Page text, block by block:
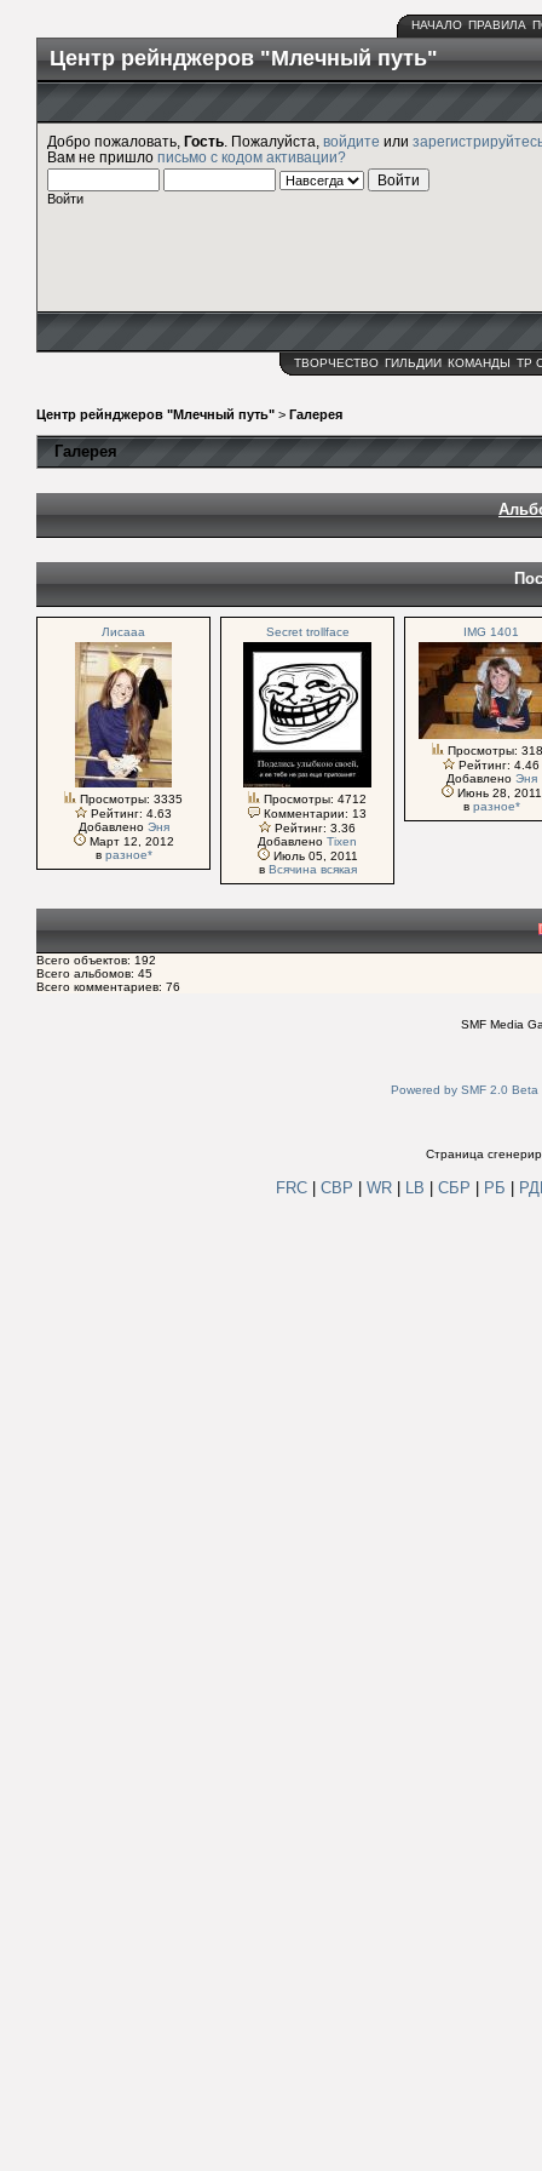
НАЧАЛО ПРАВИЛА
Центр рейнджеров "Млечный путь"
Добро пожаловать, Гость . Пожалуйста, войдите или
Вам не пришло письмо с кодом активации?
Войти
ТВОРЧЕСТВО ГИЛЬДИИ КОМАНДЫ ТР
Центр рейнджеров "Млечный путь" > Галерея
Галерея
Лисааа
Просмотры: 3335
Рейтинг: 4.63
Добавлено Эня
Март 12, 2012
в разное*
Secret trollface
Просмотры: 4712
Комментарии: 13
Рейтинг: 3.36
Добавлено Tixen
Июль 05, 2011
в Всячина всякая
IMG 1401
Просмотры:
Рейтинг: 4.46
Добавлено Эня
Июнь 28, 2011
в разное*
Всего объектов: 192
Всего альбомов: 45
Всего комментариев: 76
SMF Media
Powered by SMF 2.0 Beta
Страница
FRC СВР WR LB СБР РБ